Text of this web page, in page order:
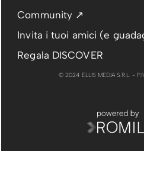
Community ↗
Invita i tuoi amici (e
Regala DISCOVER
© 2024 ELLIS MEDIA S.R.L. -